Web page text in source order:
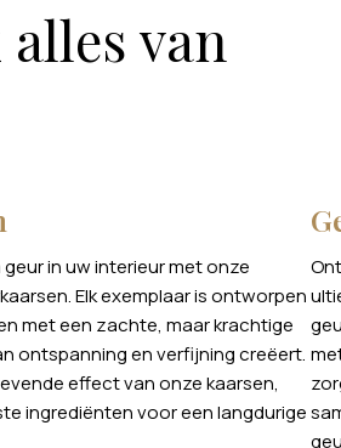
alles van
in uw interieur met onze
Elk exemplaar is ontworpen
met een zachte, maar krachtige
ontspanning en verfijning creëert.
effect van onze kaarsen,
ingrediënten voor een langdurige